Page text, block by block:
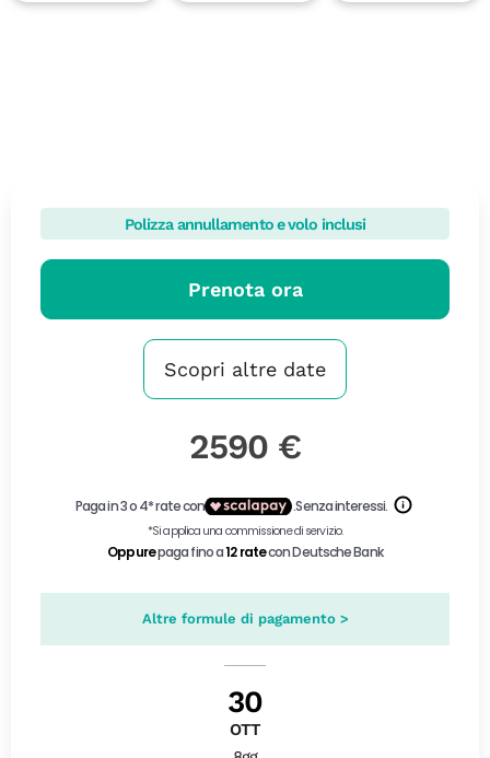
Polizza annullamento e volo inclusi
Prenota ora
Scopri altre date
2590 €
Altre formule di pagamento >
30
OTT